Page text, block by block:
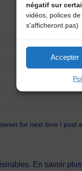
négatif sur
vidéos, polices
s'afficheront pas)
Accepter
for next time I post
En savoir